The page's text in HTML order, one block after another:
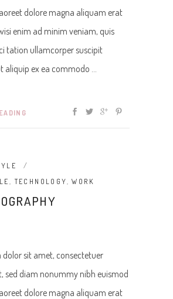
dolore magna aliquam erat
enim ad minim veniam, quis
tation ullamcorper suscipit
aliquip ex ea commodo
TECHNOLOGY ,WORK
dolor sit amet, consectetuer
sed diam nonummy nibh euismod
dolore magna aliquam erat